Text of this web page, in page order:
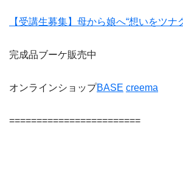
【受講生募集】母から娘へ“想いをツナ
完成品ブーケ販売中
オンラインショップBASE creema
========================